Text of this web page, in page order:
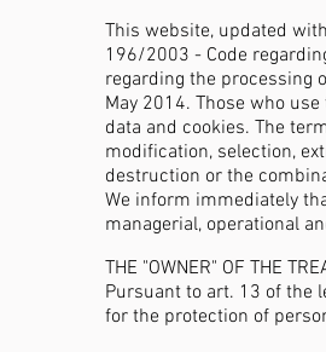
This website, updated
196/2003 - Code
regarding the processing
May 2014. Those who
data and cookies. The
modification, selection,
destruction or the
We inform immediately
managerial, operational
THE "OWNER" OF THE
Pursuant to art. 13 of the
for the protection of